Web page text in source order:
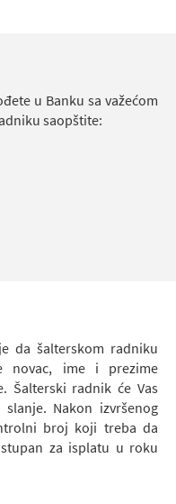
u Banku sa važećom
saopštite:
da šalterskom radniku
novac, ime i prezime
Šalterski radnik će Vas
Nakon izvršenog
broj koji treba da
za isplatu u roku